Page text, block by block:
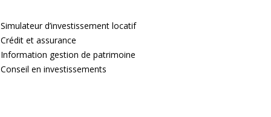
Simulateur d’investissement locatif
Crédit et assurance
Information gestion de patrimoine
Conseil en investissements